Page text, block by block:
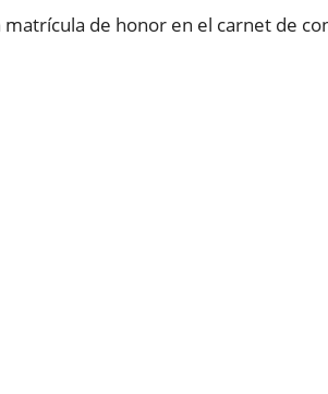
matrícula de honor en el carnet de